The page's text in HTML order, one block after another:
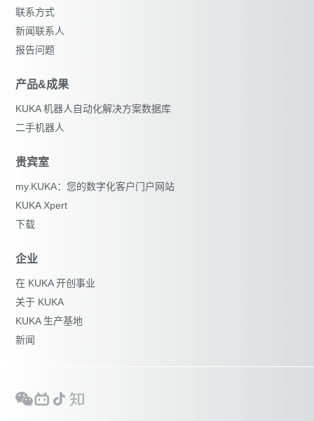
联系方式
新闻联系人
报告问题
产品&成果
KUKA 机器人自动化解决方案数据库
二手机器人
贵宾室
my.KUKA：您的数字化客户门户网站
KUKA Xpert
下载
企业
在 KUKA 开创事业
关于 KUKA
KUKA 生产基地
新闻